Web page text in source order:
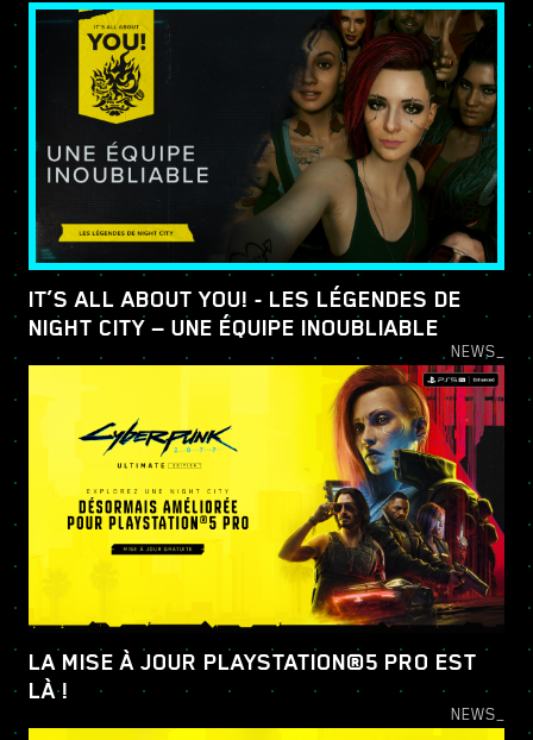
IT’S ALL ABOUT YOU! - LES LÉGENDES DE
NIGHT CITY — UNE ÉQUIPE INOUBLIABLE
NEWS_
LA MISE À JOUR PLAYSTATION®5 PRO EST
LÀ !
NEWS_